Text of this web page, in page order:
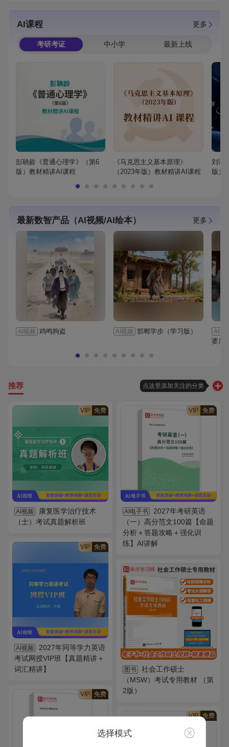
AI课程 更多
考研考证 中小学 最新上线
彭聃龄《普通心理学》（第6
版）教材精讲AI课程
《马克思主义基本原理》
（2023年版）教材精讲AI课程
刘鸿
版）
最新数智产品（AI视频/AI绘本） 更多
AI视频 鸡鸣狗盗 AI视频 邯郸学步（学习版） AI视
婆后
推荐 点这里添加关注的分类
VIP 免费
AI视频
康复医学治疗技术
（士）考试真题解析班
VIP 免费
AI电子书
2027年考研英语
（一）高分范文100篇【命题
分析＋答题攻略＋强化训
练】AI讲解
VIP 免费
AI视频
2027年同等学力英语
考试网授VIP班【真题精讲＋
词汇精讲】
图书
社会工作硕士
（MSW）考试专用教材 （第
2版）
VIP 免费
VIP 免费
选择模式